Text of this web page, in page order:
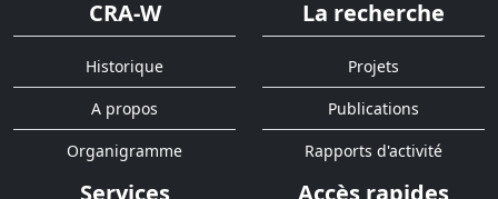
CRA-W
Historique
A propos
Organigramme
La recherche
Projets
Publications
Rapports d'activité